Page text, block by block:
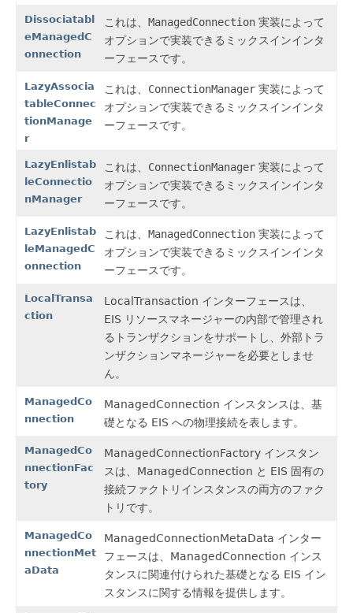
Dissociatabl
eManagedC
onnection
これは、 ManagedConnection 実装によって
オプションで実装できるミックスインインタ
ーフェースです。
LazyAssocia
tableConnec
tionManage
r
これは、 ConnectionManager 実装によって
オプションで実装できるミックスインインタ
ーフェースです。
LazyEnlistab
leConnectio
nManager
これは、 ConnectionManager 実装によって
オプションで実装できるミックスインインタ
ーフェースです。
LazyEnlistab
leManagedC
onnection
これは、 ManagedConnection 実装によって
オプションで実装できるミックスインインタ
ーフェースです。
LocalTransa
ction
LocalTransaction インターフェースは、
EIS リソースマネージャーの内部で管理され
るトランザクションをサポートし、外部トラ
ンザクションマネージャーを必要としませ
ん。
ManagedCo
nnection
ManagedConnection インスタンスは、基
礎となる EIS への物理接続を表します。
ManagedCo
nnectionFac
tory
ManagedConnectionFactory インスタン
スは、ManagedConnection と EIS 固有の
接続ファクトリインスタンスの両方のファク
トリです。
ManagedCo
nnectionMet
aData
ManagedConnectionMetaData インター
フェースは、ManagedConnection インス
タンスに関連付けられた基礎となる EIS イン
スタンスに関する情報を提供します。